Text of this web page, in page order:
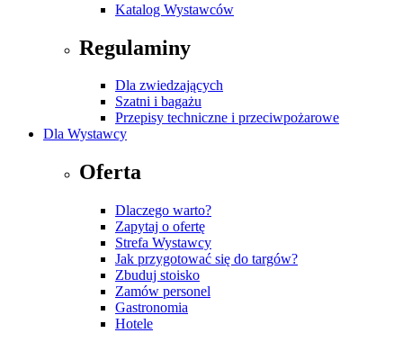
Katalog Wystawców
Regulaminy
Dla zwiedzających
Szatni i bagażu
Przepisy techniczne i przeciwpożarowe
Dla Wystawcy
Oferta
Dlaczego warto?
Zapytaj o ofertę
Strefa Wystawcy
Jak przygotować się do targów?
Zbuduj stoisko
Zamów personel
Gastronomia
Hotele